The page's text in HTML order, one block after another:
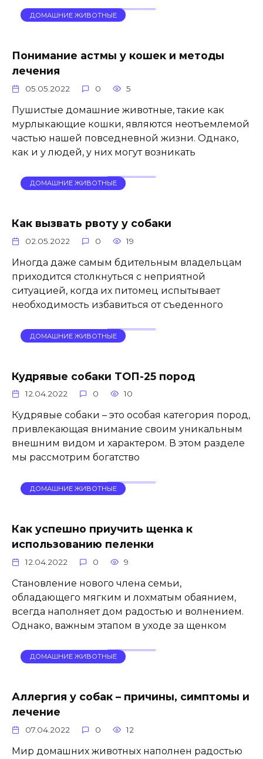
ДОМАШНИЕ ЖИВОТНЫЕ
Понимание астмы у кошек и методы
лечения
05.05.2022 0 5
Пушистые домашние животные, такие как
мурлыкающие кошки, являются неотъемлемой
частью нашей повседневной жизни. Однако,
как и у людей, у них могут возникать
ДОМАШНИЕ ЖИВОТНЫЕ
Как вызвать рвоту у собаки
02.05.2022 0 19
Иногда даже самым бдительным владельцам
приходится столкнуться с неприятной
ситуацией, когда их питомец испытывает
необходимость избавиться от съеденного
ДОМАШНИЕ ЖИВОТНЫЕ
Кудрявые собаки ТОП-25 пород
12.04.2022 0 10
Кудрявые собаки – это особая категория пород,
привлекающая внимание своим уникальным
внешним видом и характером. В этом разделе
мы рассмотрим богатство
ДОМАШНИЕ ЖИВОТНЫЕ
Как успешно приучить щенка к
использованию пеленки
12.04.2022 0 9
Становление нового члена семьи,
обладающего мягким и лохматым обаянием,
всегда наполняет дом радостью и волнением.
Однако, важным этапом в уходе за щенком
ДОМАШНИЕ ЖИВОТНЫЕ
Аллергия у собак – причины, симптомы и
лечение
07.04.2022 0 12
Мир домашних животных наполнен радостью